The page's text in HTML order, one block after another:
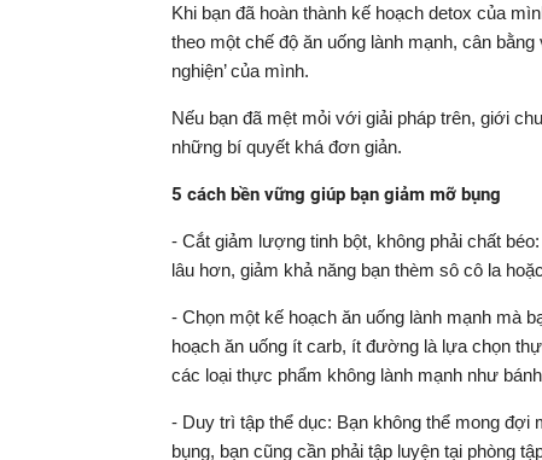
Khi bạn đã hoàn thành kế hoạch detox của
theo một chế độ ăn uống lành mạnh, cân
nghiện’ của mình.
Nếu bạn đã mệt mỏi với giải pháp trên, giới
những bí quyết khá đơn giản.
5 cách bền vững giúp bạn giảm mỡ bụng
- Cắt giảm lượng tinh bột, không phải chất
lâu hơn, giảm khả năng bạn thèm sô cô la
- Chọn một kế hoạch ăn uống lành mạnh mà
hoạch ăn uống ít carb, ít đường là lựa chọn
các loại thực phẩm không lành mạnh như
- Duy trì tập thể dục: Bạn không thể mong
bụng, bạn cũng cần phải tập luyện tại phòng